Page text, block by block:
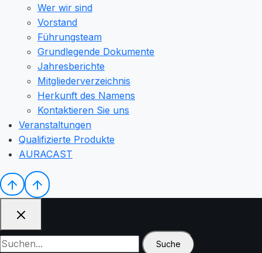
Wer wir sind
Vorstand
Führungsteam
Grundlegende Dokumente
Jahresberichte
Mitgliederverzeichnis
Herkunft des Namens
Kontaktieren Sie uns
Veranstaltungen
Qualifizierte Produkte
AURACAST
Suche